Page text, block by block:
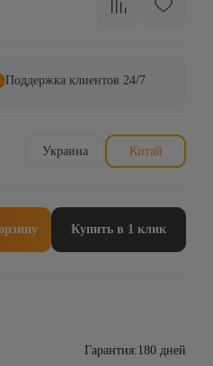
Поддержка клиентов 24/7
Украина Китай
Купить в 1 клик
Гарантия:180 дней